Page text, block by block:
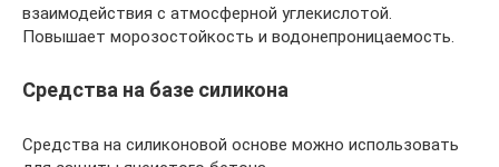
взаимодействия с атмосферной углекислотой.
Повышает морозостойкость и водонепроницаемость.
Средства на базе силикона
Средства на силиконовой основе можно использовать